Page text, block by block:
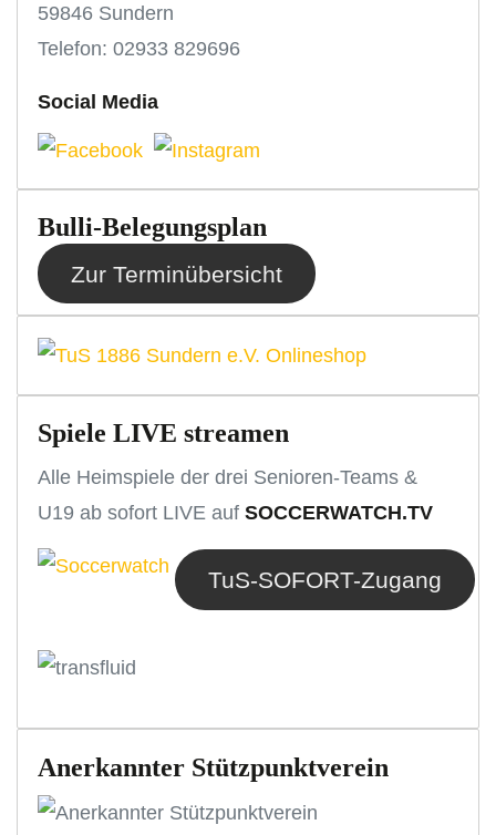
59846 Sundern
Telefon: 02933 829696
Social Media
Bulli-Belegungsplan
Zur Terminübersicht
Spiele LIVE streamen
Alle Heimspiele der drei Senioren-Teams &
U19 ab sofort LIVE aufSOCCERWATCH.TV
TuS-SOFORT-Zugang
Anerkannter Stützpunktverein